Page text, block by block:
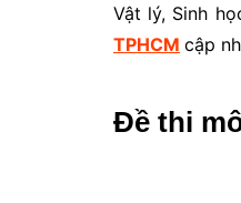
Vật lý, Sinh
TPHCM cập
Đề thi